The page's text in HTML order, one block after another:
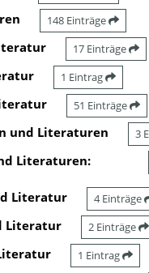
148 Einträge
17 Einträge
1 Eintrag
51 Einträge
und Literaturen 3
Literaturen:
Literatur 4 Einträge
Literatur 2 Einträge
1 Eintrag